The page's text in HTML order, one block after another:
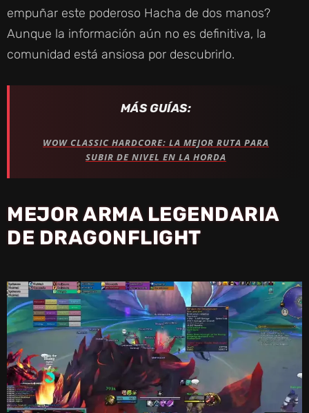
empuñar este poderoso Hacha de dos manos?
Aunque la información aún no es definitiva, la
comunidad está ansiosa por descubrirlo.
MÁS GUÍAS:
WOW CLASSIC HARDCORE: LA MEJOR RUTA PARA
SUBIR DE NIVEL EN LA HORDA
MEJOR ARMA LEGENDARIA
DE DRAGONFLIGHT